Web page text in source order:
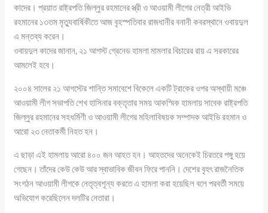
কাদের। প্রয়াত রাষ্ট্রপতি জিল্লুর রহমানের স্ত্রী ও আওয়ামী লীগের নেত্রী আইভি
রহমানের ১৩তম মৃত্যুবার্ষিকীতে আজ বৃহস্পতিবার রাজধানীর বনানী কবরস্থানে ওবায়দুল
এ মন্তব্য করেন।
ওবায়দুল কাদের জানান, ২১ আগস্ট গ্রেনেড হামলা মামলার বিচারের রায় এ সরকারের
আমলেই হবে।
২০০৪ সালের ২১ আগস্টের শান্তি সমাবেশে বিকেলে একটি ট্রাকের ওপর অস্থায়ী মঞ্চে
আওয়ামী লীগ সভাপতি শেখ হাসিনার বক্তৃতার সময় আকস্মিক হামলায় সাবেক রাষ্ট্রপতি
জিল্লুর রহমানের সহধর্মিণী ও আওয়ামী লীগের মহিলাবিষয়ক সম্পাদক আইভি রহমান ও
আরো ২৩ নেতাকর্মী নিহত হন।
এ ছাড়া এই হামলায় আরো ৪০০ জন আহত হন। আহতদের অনেকেই চিরতরে পঙ্গু হয়ে
গেছেন। তাঁদের কেউ কেউ আর স্বাভাবিক জীবন ফিরে পাননি। দেশের বৃহৎ রাজনৈতিক
সংগঠন আওয়ামী লীগকে নেতৃত্বশূন্য করতে এ হামলা করা হয়েছিল বলে পরবর্তী সময়ে
অভিযোগ করেছিলেন দলটির নেতারা।